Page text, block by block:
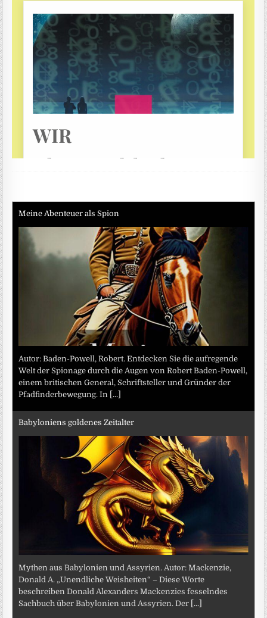
Meine Abenteuer als Spion
Autor: Baden-Powell, Robert. Entdecken Sie die aufregende
Welt der Spionage durch die Augen von Robert Baden-Powell,
einem britischen General, Schriftsteller und Gründer der
Pfadfinderbewegung. In [...]
Babyloniens goldenes Zeitalter
Mythen aus Babylonien und Assyrien. Autor: Mackenzie,
Donald A. „Unendliche Weisheiten“ – Diese Worte
beschreiben Donald Alexanders Mackenzies fesselndes
Sachbuch über Babylonien und Assyrien. Der [...]